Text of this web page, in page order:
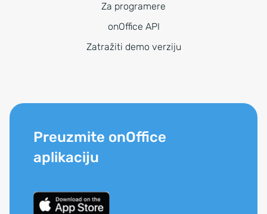
Za programere
onOffice API
Zatražiti demo verziju
Preuzmite onOffice
aplikaciju